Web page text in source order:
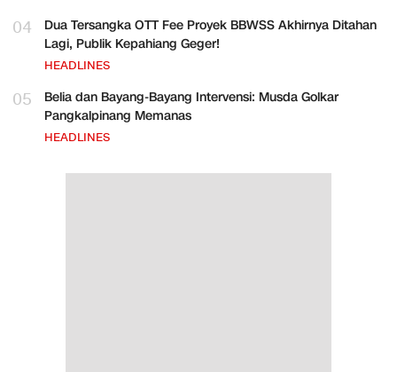
04
Dua Tersangka OTT Fee Proyek BBWSS Akhirnya Ditahan
Lagi, Publik Kepahiang Geger!
HEADLINES
05
Belia dan Bayang-Bayang Intervensi: Musda Golkar
Pangkalpinang Memanas
HEADLINES